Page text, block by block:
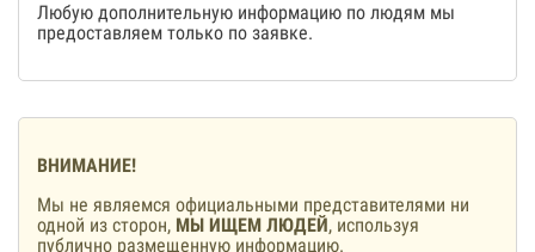
Любую дополнительную информацию по людям мы
предоставляем только по заявке.
ВНИМАНИЕ!
Мы не являемся официальными представителями ни
одной из сторон, МЫ ИЩЕМ ЛЮДЕЙ, используя
публично размещенную информацию.